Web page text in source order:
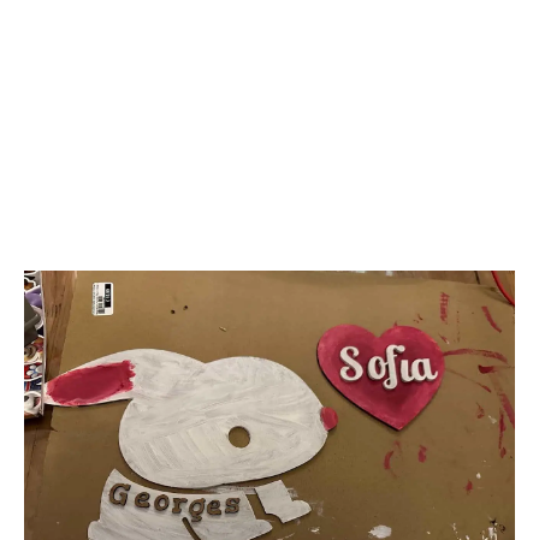
xTool D1 Pro 20 W – voici ma lentille cramée
#2 Les œufs de Pâques décoratifs
Mon second projet concernela création d’œufs décoratifs
pour alimenter des branches de Saule Tortueux. J’ai
acheté